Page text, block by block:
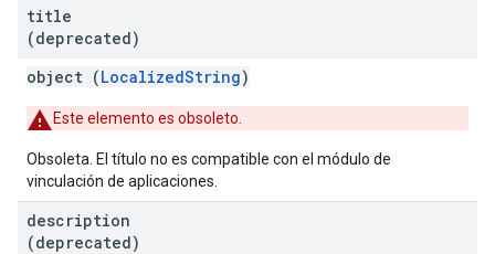
title
(deprecated)
object (LocalizedString)
Este elemento es obsoleto.
Obsoleta. El título no es compatible con el módulo de
vinculación de aplicaciones.
description
(deprecated)